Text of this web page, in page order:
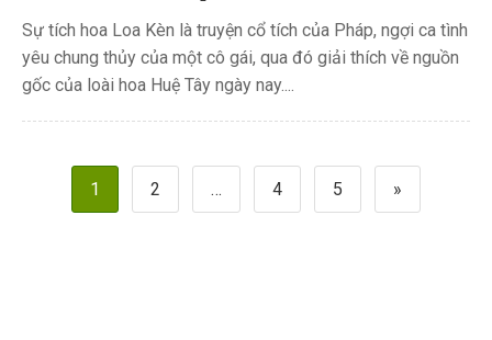
Sự tích hoa Loa Kèn là truyện cổ tích của Pháp, ngợi ca tình
yêu chung thủy của một cô gái, qua đó giải thích về nguồn
gốc của loài hoa Huệ Tây ngày nay....
Phân
trang
1 2 … 4 5 »